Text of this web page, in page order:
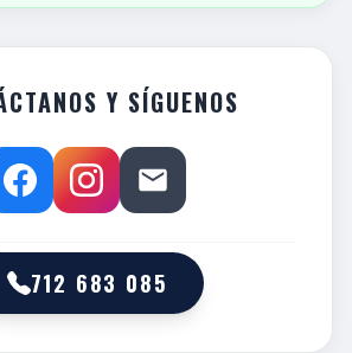
Y SÍGUENOS
712 683 085